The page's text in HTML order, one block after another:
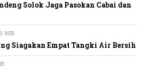
Solok Jaga Pasokan Cabai dan
WIB
Siagakan Empat Tangki Air Bersih